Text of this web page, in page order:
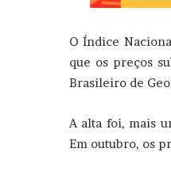
O Índice
que os preços
Brasileiro de
A alta foi, mais
Em outubro, os